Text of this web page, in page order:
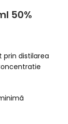
50%
prin distilarea